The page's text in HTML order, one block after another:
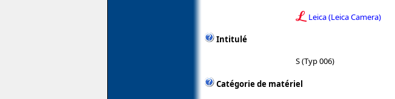
Leica (Leica Camera)
Intitulé
S (Typ 006)
Catégorie de matériel